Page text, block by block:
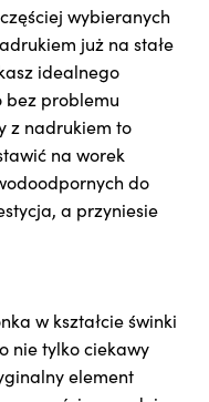
wybieranych
już na stałe
idealnego
bez problemu
z nadrukiem to
na worek
do
a przyniesie
w kształcie świnki
nie tylko ciekawy
element